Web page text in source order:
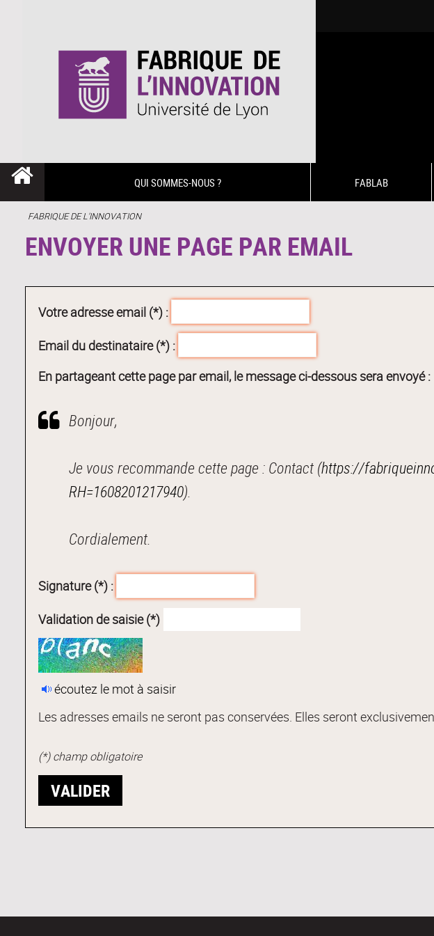
QUI SOMMES-NOUS ? FABLAB
FABRIQUE DE L'INNOVATION
ENVOYER UNE PAGE PAR EMAIL
Votre adresse email (*) :
Email du destinataire (*) :
En partageant cette page par email, le message ci-dessous sera envoyé :
Bonjour,
Je vous recommande cette page : Contact (https://
RH=1608201217940).
Cordialement.
Signature (*) :
Validation de saisie (*)
écoutez le mot à saisir
Les adresses emails ne seront pas conservées. Elles seront
(*) champ obligatoire